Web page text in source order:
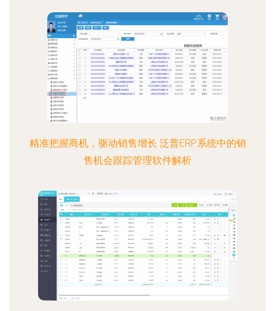
精准把握商机，驱动销售增长 泛普ERP系统中的销
售机会跟踪管理软件解析